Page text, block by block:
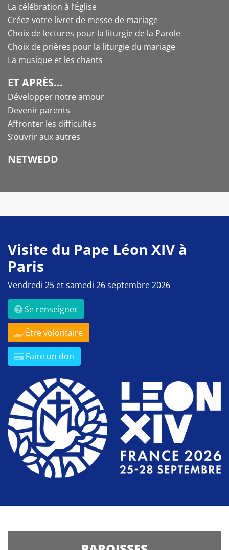
La célébration à l’Église
Créez votre livret de messe de mariage
Choix de lectures pour la liturgie de la Parole
Choix de prières pour la liturgie du mariage
La musique et les chants
ET APRÈS...
Développer notre amour
Devenir parents
Affronter les difficultés
S’ouvrir aux autres
NETWEDD
Visite du Pape Léon XIV à
Paris
Vendredi 25 et samedi 26 septembre 2026
Se renseigner
Être volontaire
Faire un don